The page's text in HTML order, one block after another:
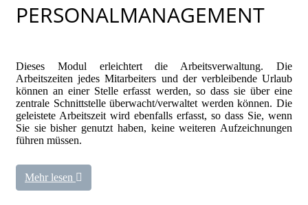
PERSONALMANAGEMENT
Dieses Modul erleichtert die Arbeitsverwaltung. Die
Arbeitszeiten jedes Mitarbeiters und der verbleibende Urlaub
können an einer Stelle erfasst werden, so dass sie über eine
zentrale Schnittstelle überwacht/verwaltet werden können. Die
geleistete Arbeitszeit wird ebenfalls erfasst, so dass Sie, wenn
Sie sie bisher genutzt haben, keine weiteren Aufzeichnungen
führen müssen.
Mehr lesen